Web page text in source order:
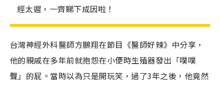
經太遲，一齊睇下成因啦！
台灣神經外科醫師方鵬翔在節目《醫師好辣》中分享，
他的親戚在多年前就抱怨在小便時生殖器發出「噗噗
聲」的屁。當時以為只是開玩笑，過了3年之後，他竟然